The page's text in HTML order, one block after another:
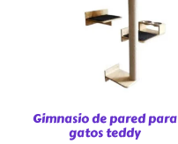
Gimnasio de pared para
gatos teddy